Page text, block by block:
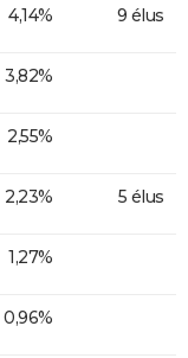
4,14% 9 élus
3,82%
2,55%
2,23% 5 élus
1,27%
0,96%